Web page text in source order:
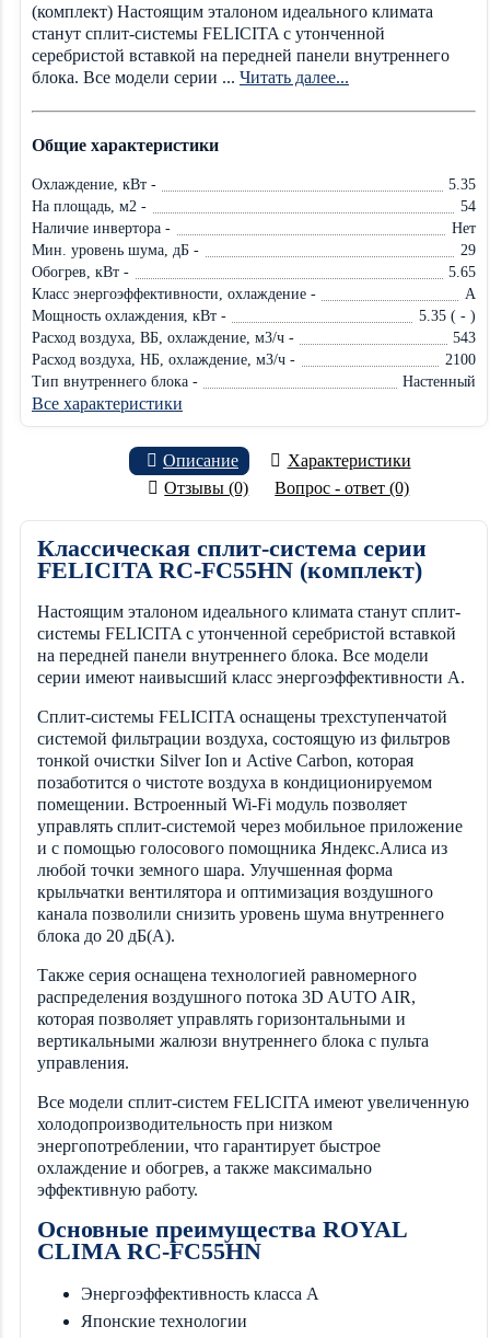
(комплект) Настоящим эталоном идеального климата
станут сплит-системы FELICITA с утонченной
серебристой вставкой на передней панели внутреннего
блока. Все модели серии ... Читать далее...
Общие характеристики
Охлаждение, кВт -
5.35
На площадь, м2 -
54
Наличие инвертора -
Нет
Мин. уровень шума, дБ -
29
Обогрев, кВт -
5.65
Класс энергоэффективности, охлаждение -
A
Мощность охлаждения, кВт -
5.35 ( - )
Расход воздуха, ВБ, охлаждение, м3/ч -
543
Расход воздуха, НБ, охлаждение, м3/ч -
2100
Тип внутреннего блока -
Настенный
Все характеристики
Описание
Характеристики
Отзывы (0)
Вопрос - ответ (0)
Классическая сплит-система серии
FELICITA RC-FC55HN (комплект)
Настоящим эталоном идеального климата станут сплит-
системы FELICITA с утонченной серебристой вставкой
на передней панели внутреннего блока. Все модели
серии имеют наивысший класс энергоэффективности А.
Сплит-системы FELICITA оснащены трехступенчатой
системой фильтрации воздуха, состоящую из фильтров
тонкой очистки Silver Ion и Active Carbon, которая
позаботится о чистоте воздуха в кондиционируемом
помещении. Встроенный Wi-Fi модуль позволяет
управлять сплит-системой через мобильное приложение
и с помощью голосового помощника Яндекс.Алиса из
любой точки земного шара. Улучшенная форма
крыльчатки вентилятора и оптимизация воздушного
канала позволили снизить уровень шума внутреннего
блока до 20 дБ(А).
Также серия оснащена технологией равномерного
распределения воздушного потока 3D AUTO AIR,
которая позволяет управлять горизонтальными и
вертикальными жалюзи внутреннего блока с пульта
управления.
Все модели сплит-систем FELICITA имеют увеличенную
холодопроизводительность при низком
энергопотреблении, что гарантирует быстрое
охлаждение и обогрев, а также максимально
эффективную работу.
Основные преимущества ROYAL
CLIMA RC-FC55HN
Энергоэффективность класса А
Японские технологии